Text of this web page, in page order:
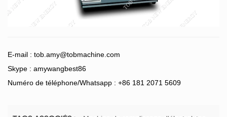
E-mail : tob.amy@tobmachine.com
Skype : amywangbest86
Numéro de téléphone/Whatsapp : +86 181 2071 5609